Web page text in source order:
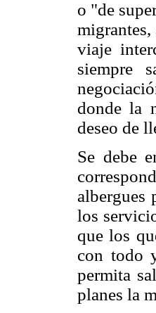
o "de
viaje
siempre
donde la
deseo de
Se debe
albergues
los
que los
con todo
permita
planes la